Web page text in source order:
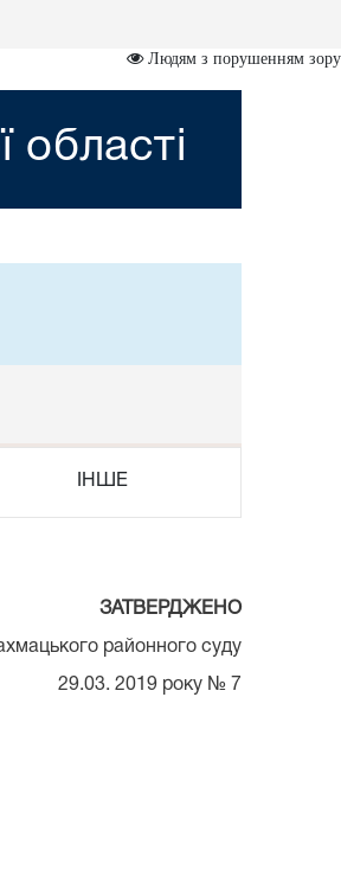
Людям з порушенням зору
області
ІНШЕ
ЗАТВЕРДЖЕНО
районного суду
29.03. 2019 року № 7